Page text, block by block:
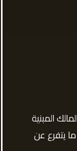
المبنية
يتفرع عن